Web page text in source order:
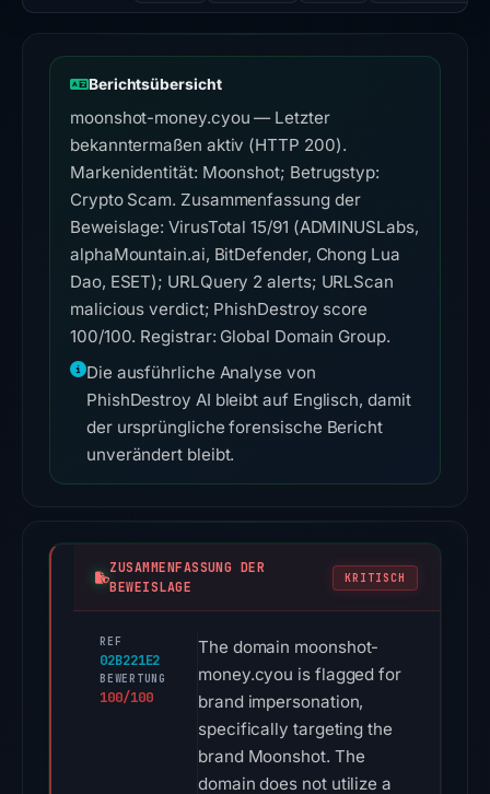
Berichtsübersicht
moonshot-money.cyou — Letzter
bekanntermaßen aktiv (HTTP 200).
Markenidentität: Moonshot; Betrugstyp:
Crypto Scam. Zusammenfassung der
Beweislage: VirusTotal 15/91 (ADMINUSLabs,
alphaMountain.ai, BitDefender, Chong Lua
Dao, ESET); URLQuery 2 alerts; URLScan
malicious verdict; PhishDestroy score
100/100. Registrar: Global Domain Group.
Die ausführliche Analyse von
PhishDestroy AI bleibt auf Englisch, damit
der ursprüngliche forensische Bericht
unverändert bleibt.
ZUSAMMENFASSUNG DER
BEWEISLAGE
KRITISCH
REF
02B221E2
BEWERTUNG
100/100
The domain moonshot-
money.cyou is flagged for
brand impersonation,
specifically targeting the
brand Moonshot. The
domain does not utilize a